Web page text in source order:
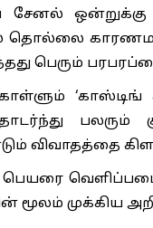
சேனல் ஒன்றுக்கு
பெரும்
‘காஸ்டிங்
பலரும்
விவாதத்தை
மூலம் முக்கிய